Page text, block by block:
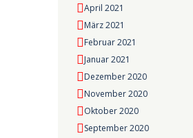
April 2021
März 2021
Februar 2021
Januar 2021
Dezember 2020
November 2020
Oktober 2020
September 2020